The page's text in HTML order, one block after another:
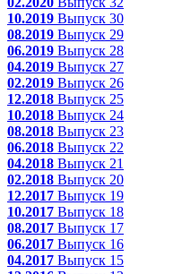
10.2019 Выпуск 30
08.2019 Выпуск 29
06.2019 Выпуск 28
04.2019 Выпуск 27
02.2019 Выпуск 26
12.2018 Выпуск 25
10.2018 Выпуск 24
08.2018 Выпуск 23
06.2018 Выпуск 22
04.2018 Выпуск 21
02.2018 Выпуск 20
12.2017 Выпуск 19
10.2017 Выпуск 18
08.2017 Выпуск 17
06.2017 Выпуск 16
04.2017 Выпуск 15